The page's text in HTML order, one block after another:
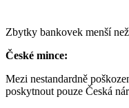
Zbytky bankovek menší
České mince:
Mezi nestandardně
poskytnout pouze Česká